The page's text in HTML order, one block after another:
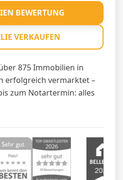
875 Immobilien in
erfolgreich vermarktet –
zum Notartermin: alles
BEWERTUNG
VERKAUFEN